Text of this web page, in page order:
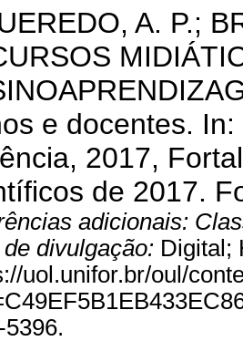
A. P.;
e docentes.
2017,
de 2017.
adicionais:
divulgação: Digital;
uol.unifor.br/oul/
5396.